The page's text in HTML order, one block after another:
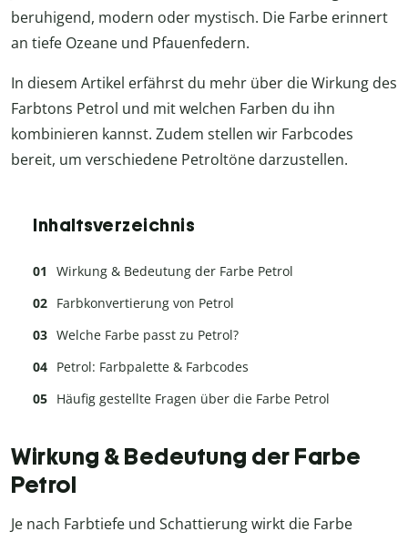
beruhigend, modern oder mystisch. Die Farbe erinnert
an tiefe Ozeane und Pfauenfedern.
In diesem Artikel erfährst du mehr über die Wirkung des
Farbtons Petrol und mit welchen Farben du ihn
kombinieren kannst. Zudem stellen wir Farbcodes
bereit, um verschiedene Petroltöne darzustellen.
Inhaltsverzeichnis
Wirkung & Bedeutung der Farbe Petrol
Farbkonvertierung von Petrol
Welche Farbe passt zu Petrol?
Petrol: Farbpalette & Farbcodes
Häufig gestellte Fragen über die Farbe Petrol
Wirkung & Bedeutung der Farbe
Petrol
Je nach Farbtiefe und Schattierung wirkt die Farbe